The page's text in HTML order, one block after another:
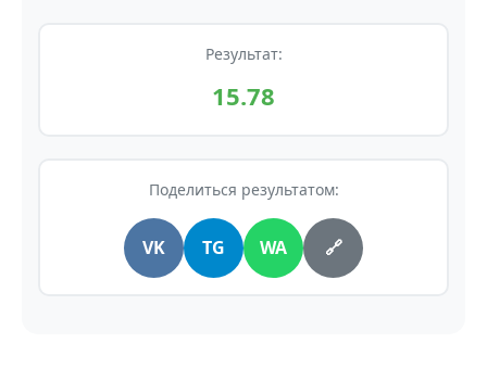
Результат:
15.78
Поделиться результатом:
VK TG WA 🔗